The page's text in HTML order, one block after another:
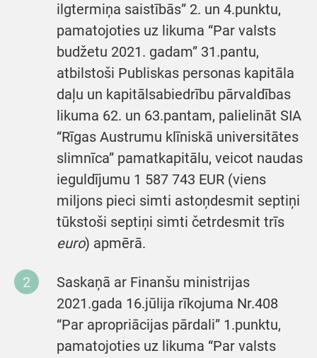
ilgtermiņa saistībās” 2. un 4.punktu,
pamatojoties uz likuma “Par valsts
budžetu 2021. gadam” 31.pantu,
atbilstoši Publiskas personas kapitāla
daļu un kapitālsabiedrību pārvaldības
likuma 62. un 63.pantam, palielināt SIA
“Rīgas Austrumu klīniskā universitātes
slimnīca” pamatkapitālu, veicot naudas
ieguldījumu 1 587 743 EUR (viens
miljons pieci simti astoņdesmit septiņi
tūkstoši septiņi simti četrdesmit trīs
euro) apmērā.
Saskaņā ar Finanšu ministrijas
2021.gada 16.jūlija rīkojuma Nr.408
“Par apropriācijas pārdali” 1.punktu,
pamatojoties uz likuma “Par valsts